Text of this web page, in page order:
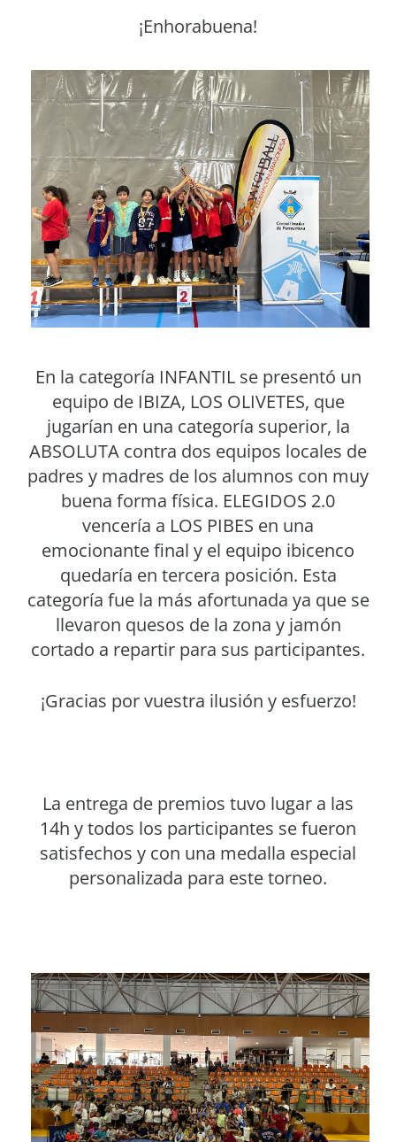
¡Enhorabuena!
En la categoría INFANTIL se presentó un
equipo de IBIZA, LOS OLIVETES, que
jugarían en una categoría superior, la
ABSOLUTA contra dos equipos locales de
padres y madres de los alumnos con muy
buena forma física. ELEGIDOS 2.0
vencería a LOS PIBES en una
emocionante final y el equipo ibicenco
quedaría en tercera posición. Esta
categoría fue la más afortunada ya que se
llevaron quesos de la zona y jamón
cortado a repartir para sus participantes.
¡Gracias por vuestra ilusión y esfuerzo!
La entrega de premios tuvo lugar a las
14h y todos los participantes se fueron
satisfechos y con una medalla especial
personalizada para este torneo.